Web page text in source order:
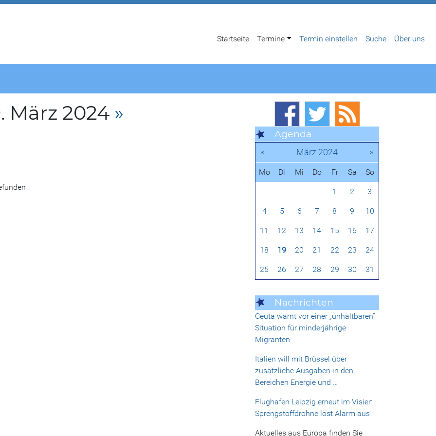
Startseite Termine Termin einstellen Suche Über uns
März 2024 »
Agenda
« März 2024 »
Mo Di Mi Do Fr Sa So
1 2 3
4 5 6 7 8 9 10
11 12 13 14 15 16 17
18 19 20 21 22 23 24
25 26 27 28 29 30 31
Nachrichten
Ceuta warnt vor einer „unhaltbaren“
Situation für minderjährige
Migranten
Italien will mit Brüssel über
zusätzliche Ausgaben in den
Bereichen Energie und …
Flughafen Leipzig erneut im Visier:
Sprengstoffdrohne löst Alarm aus
Aktuelles aus Europa finden Sie